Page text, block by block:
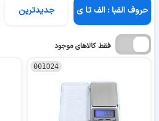
حروف الفبا : الف تا ی جدیدترین
فقط کالاهای موجود
001024